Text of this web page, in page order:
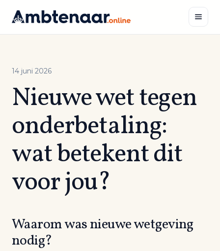
inhoud
14 juni 2026
Nieuwe wet tegen
onderbetaling:
wat betekent dit
voor jou?
Waarom was nieuwe wetgeving
nodig?